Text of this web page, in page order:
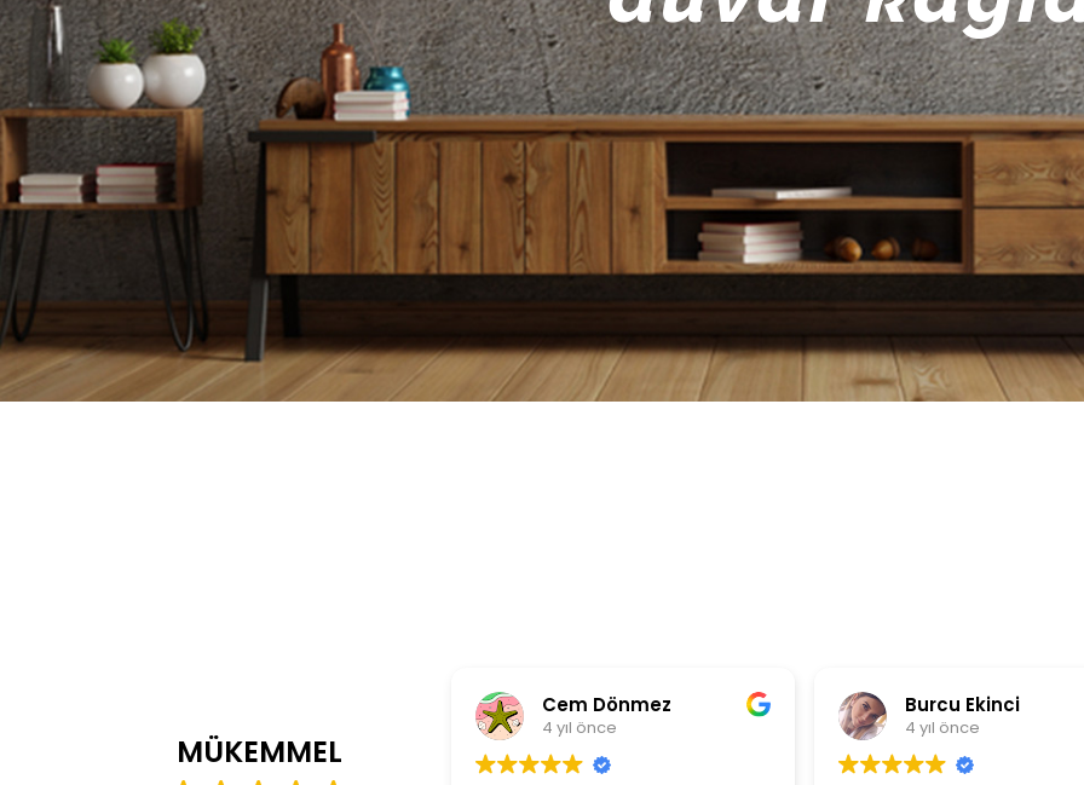
MÜKEMMEL
Cem Dönmez Burcu Ekinci